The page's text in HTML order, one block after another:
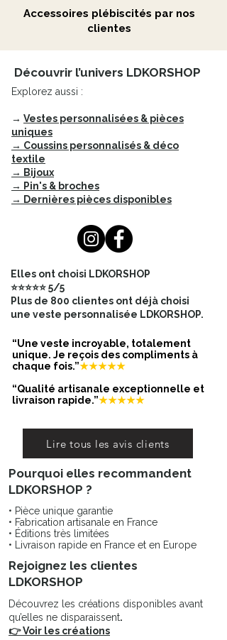
spécial, c'est la possibilité de
personnalisation qu'il offre.
chapeau, vous permettant ainsi de le
déplacer à votre guise.
Vous pouvez choisir de le placer à
l'arrière pour une allure classique, ou
sur le côté pour un effet plus
audacieux et original.
De plus, un lien, discrètement fixé au
chapeau, offre plusieurs options de
Selon la position du tour en
macramé, ce lien peut être plus ou
d'ajuster votre style selon vos envies
et votre humeur du moment.
Ce chapeau femme est bien plus
qu'un simple accessoire de mode.
C'est une pièce d'exception, conçue
avec amour et créativité, qui vous
permettra de vous démarquer avec
élégance où que vous alliez.
Accessoires plébiscités par nos
clientes
Découvrir l’univers LDKORSHOP
Explorez aussi :
→ Vestes personnalisées & pièces
uniques
→ Coussins personnalisés & déco
textile
→ Bijoux
→ Pin's & broches
→ Dernières pièces disponibles
Elles ont choisi LDKORSHOP
⭐⭐⭐⭐⭐ 5/5
Plus de 800 clientes ont déjà choisi
une veste personnalisée LDKORSHOP.
“Une veste incroyable, totalement
unique. Je reçois des compliments à
chaque fois.”★★★★★
“Qualité artisanale exceptionnelle et
livraison rapide.”★★★★★
Lire tous les avis clients
Pourquoi elles recommandent
LDKORSHOP ?
• Pièce unique garantie
• Fabrication artisanale en France
• Éditions très limitées
• Livraison rapide en France et en Europe
Rejoignez les clientes
LDKORSHOP
Découvrez les créations disponibles avant
qu’elles ne disparaissent.
👉 Voir les créations